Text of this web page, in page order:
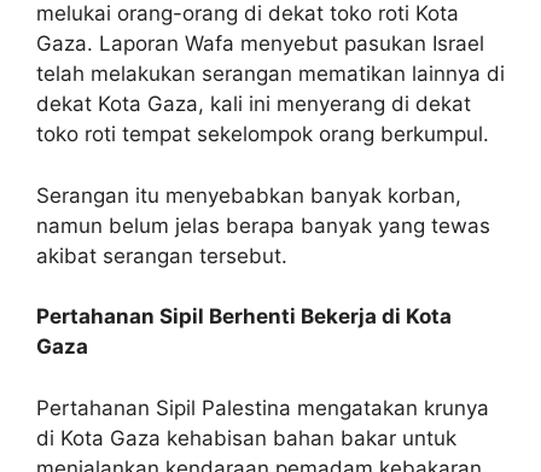
melukai orang-orang di dekat toko roti Kota
Gaza. Laporan Wafa menyebut pasukan Israel
telah melakukan serangan mematikan lainnya di
dekat Kota Gaza, kali ini menyerang di dekat
toko roti tempat sekelompok orang berkumpul.
Serangan itu menyebabkan banyak korban,
namun belum jelas berapa banyak yang tewas
akibat serangan tersebut.
Pertahanan Sipil Berhenti Bekerja di Kota
Gaza
Pertahanan Sipil Palestina mengatakan krunya
di Kota Gaza kehabisan bahan bakar untuk